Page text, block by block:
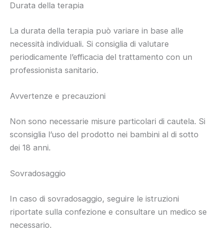
Durata della terapia
La durata della terapia può variare in base alle
necessità individuali. Si consiglia di valutare
periodicamente l’efficacia del trattamento con un
professionista sanitario.
Avvertenze e precauzioni
Non sono necessarie misure particolari di cautela. Si
sconsiglia l’uso del prodotto nei bambini al di sotto
dei 18 anni.
Sovradosaggio
In caso di sovradosaggio, seguire le istruzioni
riportate sulla confezione e consultare un medico se
necessario.